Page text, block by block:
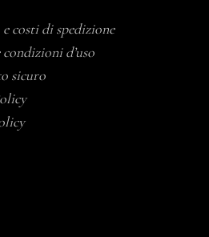
e costi di spedizione
d’uso
sicuro